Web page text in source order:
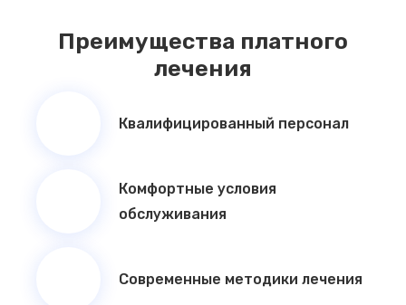
Преимущества платного
лечения
Квалифицированный персонал
Комфортные условия
обслуживания
Современные методики лечения